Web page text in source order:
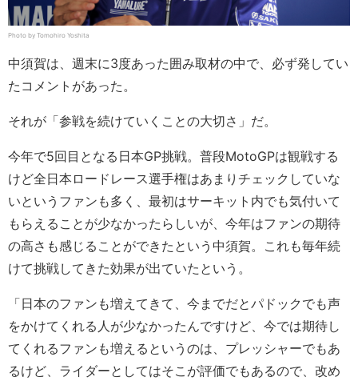
Photo by Tomohiro Yoshita
中須賀は、週末に3度あった囲み取材の中で、必ず発してい
たコメントがあった。
それが「参戦を続けていくことの大切さ」だ。
今年で5回目となる日本GP挑戦。普段MotoGPは観戦する
けど全日本ロードレース選手権はあまりチェックしていな
いというファンも多く、最初はサーキット内でも気付いて
もらえることが少なかったらしいが、今年はファンの期待
の高さも感じることができたという中須賀。これも毎年続
けて挑戦してきた効果が出ていたという。
「日本のファンも増えてきて、今までだとパドックでも声
をかけてくれる人が少なかったんですけど、今では期待し
てくれるファンも増えるというのは、プレッシャーでもあ
るけど、ライダーとしてはそこが評価でもあるので、改め